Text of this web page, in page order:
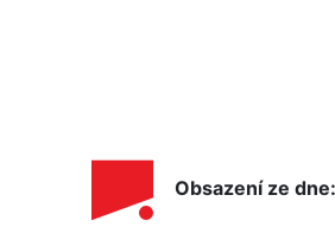
Obsazení ze